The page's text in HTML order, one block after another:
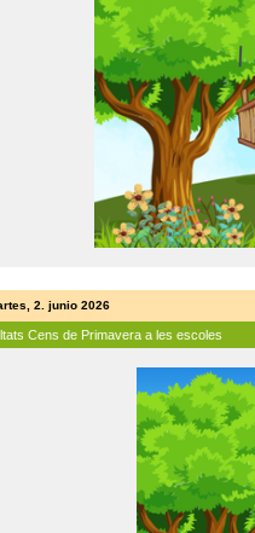
2. junio 2026
Cens de Primavera a les escoles